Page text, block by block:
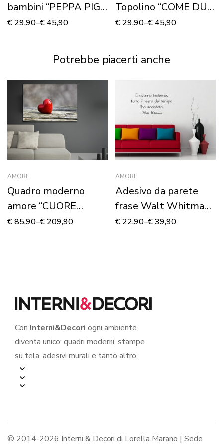
bambini “PEPPA PIG
FAMILY” – Adesivo
€ 29,90–€45,90
Topolino “COME DUE
INNAMORATI” –
€ 29,90–€45,90
Potrebbe piacerti anche
AMORE
Quadro moderno
amore “CUORE
ROSSO DI SAN
€85,90–€ 209,90
AMORE
Adesivo da parete
frase Walt Whitman
“ERAVAMO
€ 22,90–€39,90
Con Interni&Decori ogni ambiente
diventa unico: quadri moderni, stampe
su tela, adesivi murali e tanto altro.
© 2014-2026 Interni & Decori di Lorella Marano | Sede